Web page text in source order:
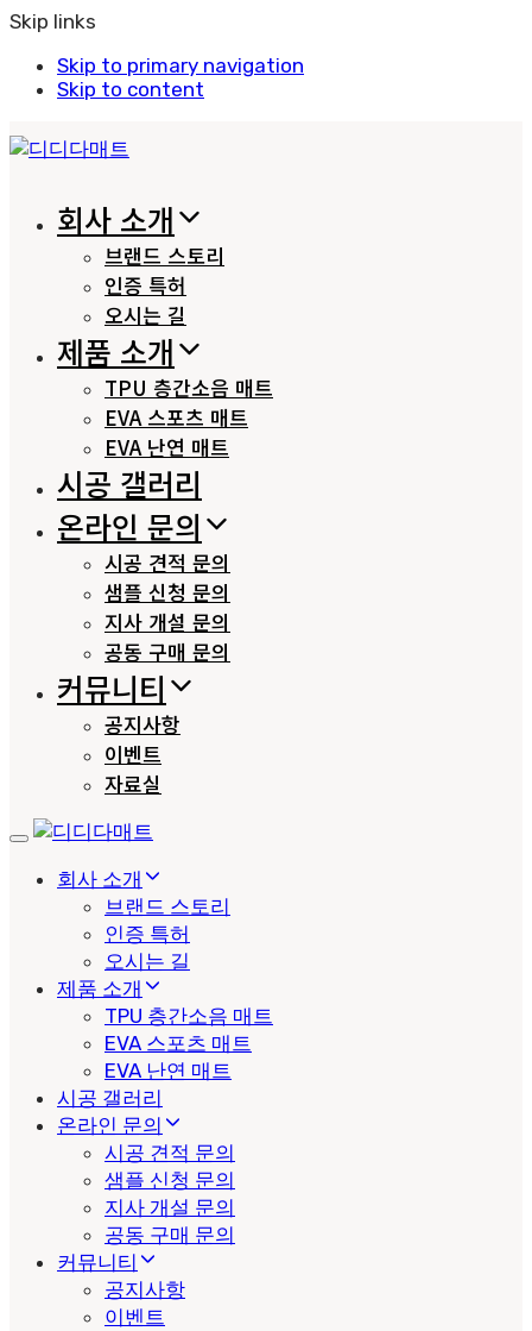
Skip links
Skip to primary navigation
Skip to content
회사 소개
브랜드 스토리
인증 특허
오시는 길
제품 소개
TPU 층간소음 매트
EVA 스포츠 매트
EVA 난연 매트
시공 갤러리
온라인 문의
시공 견적 문의
샘플 신청 문의
지사 개설 문의
공동 구매 문의
커뮤니티
공지사항
이벤트
자료실
Toggle
navigation
회사 소개
브랜드 스토리
인증 특허
오시는 길
제품 소개
TPU 층간소음 매트
EVA 스포츠 매트
EVA 난연 매트
시공 갤러리
온라인 문의
시공 견적 문의
샘플 신청 문의
지사 개설 문의
공동 구매 문의
커뮤니티
공지사항
이벤트